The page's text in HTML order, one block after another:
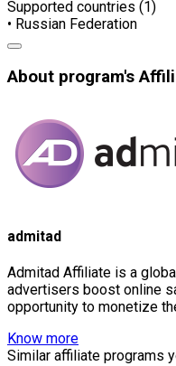
Supported countries (1)
• Russian Federation
About program's
admitad
Admitad Affiliate is a
advertisers boost online
opportunity to monetize
Know more
Similar affiliate programs